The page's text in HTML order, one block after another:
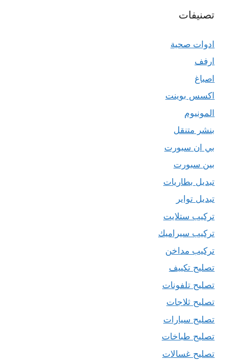
تصنيفات
ادوات صحية
ارفف
اصباغ
اكسس بوينت
المونيوم
بنشر متنقل
بي ان سبورت
بين سبورت
تبديل بطاريات
تبديل تواير
تركيب ستلايت
تركيب سيراميك
تركيب مداخن
تصليح تكييف
تصليح تلفونات
تصليح ثلاجات
تصليح سيارات
تصليح طباخات
تصليح غسالات